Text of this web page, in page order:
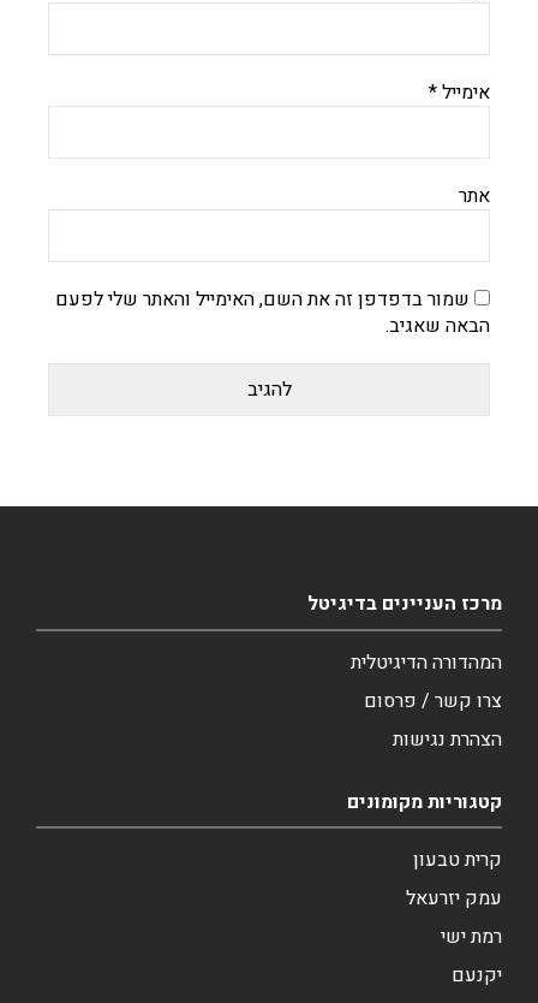
אימייל*
אתר
שמור בדפדפן זה את השם, האימייל והאתר שלי לפעם
הבאה שאגיב.
מרכז העניינים בדיגיטל
המהדורה הדיגיטלית
צרו קשר / פרסום
הצהרת נגישות
קטגוריות מקומונים
קרית טבעון
עמק יזרעאל
רמת ישי
יקנעם